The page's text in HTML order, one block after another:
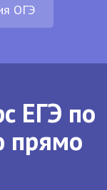
ОГЭ
ЕГЭ по
прямо